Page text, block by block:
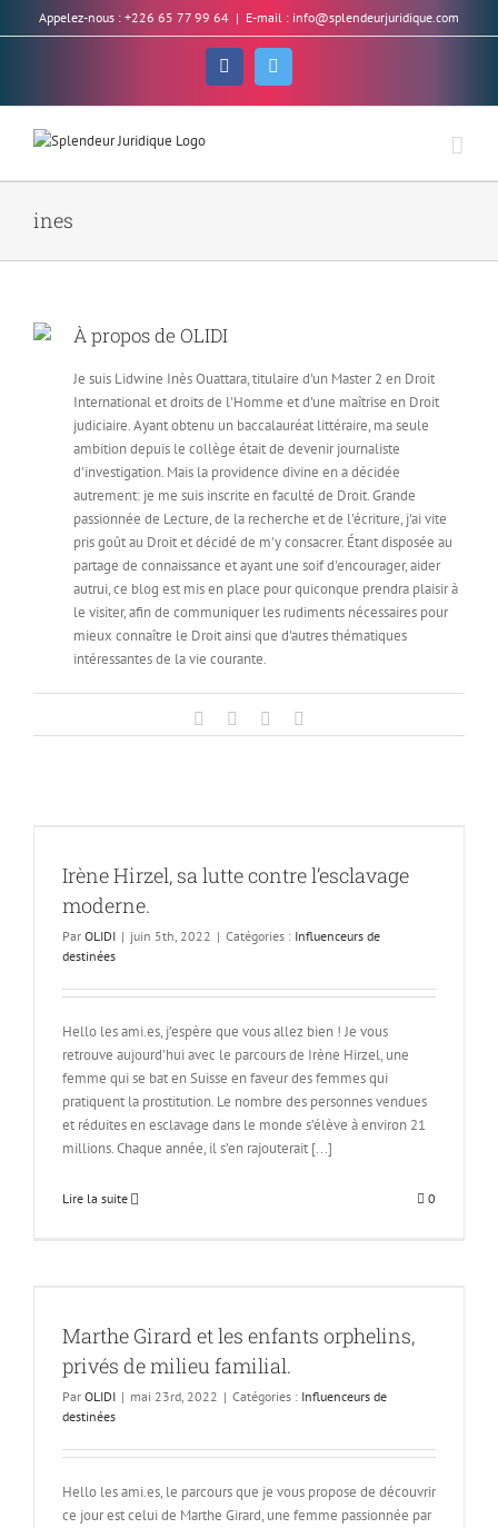
to
Appelez-nous : +226 65 77 99 64 | E-mail : info@splendeurjuridique.com
Facebook
ines
À propos de OLIDI
Je suis Lidwine Inès Ouattara, titulaire d'un Master 2 en Droit
International et droits de l'Homme et d'une maîtrise en Droit
judiciaire. Ayant obtenu un baccalauréat littéraire, ma seule
ambition depuis le collège était de devenir journaliste
d'investigation. Mais la providence divine en a décidée
autrement: je me suis inscrite en faculté de Droit. Grande
passionnée de Lecture, de la recherche et de l'écriture, j'ai vite
pris goût au Droit et décidé de m'y consacrer. Étant disposée au
partage de connaissance et ayant une soif d'encourager, aider
autrui, ce blog est mis en place pour quiconque prendra plaisir à
le visiter, afin de communiquer les rudiments nécessaires pour
mieux connaître le Droit ainsi que d'autres thématiques
intéressantes de la vie courante.
Facebook
TwitterLinkedIn
Irène Hirzel, sa lutte contre l’esclavage
moderne.
Par OLIDI | juin 5th, 2022 | Catégories : Influenceurs de
destinées
Hello les ami.es, j’espère que vous allez bien ! Je vous
retrouve aujourd’hui avec le parcours de Irène Hirzel, une
femme qui se bat en Suisse en faveur des femmes qui
pratiquent la prostitution. Le nombre des personnes vendues
et réduites en esclavage dans le monde s’élève à environ 21
millions. Chaque année, il s’en rajouterait [...]
Lire la suite 0
Marthe Girard et les enfants orphelins,
privés de milieu familial.
Par OLIDI | mai 23rd, 2022 | Catégories : Influenceurs de
destinées
Hello les ami.es, le parcours que je vous propose de découvrir
ce jour est celui de Marthe Girard, une femme passionnée par